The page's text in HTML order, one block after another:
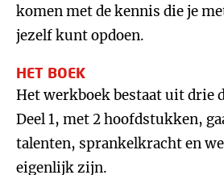
komen met de kennis die je
jezelf kunt opdoen.
HET BOEK
Het werkboek bestaat uit drie
Deel 1, met 2 hoofdstukken,
talenten, sprankelkracht en
eigenlijk zijn.